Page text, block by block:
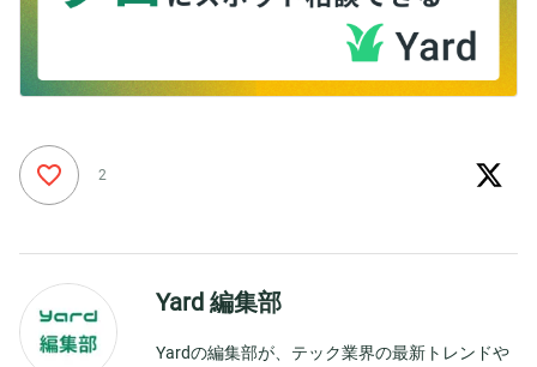
2
Yard 編集部
Yardの編集部が、テック業界の最新トレンドや